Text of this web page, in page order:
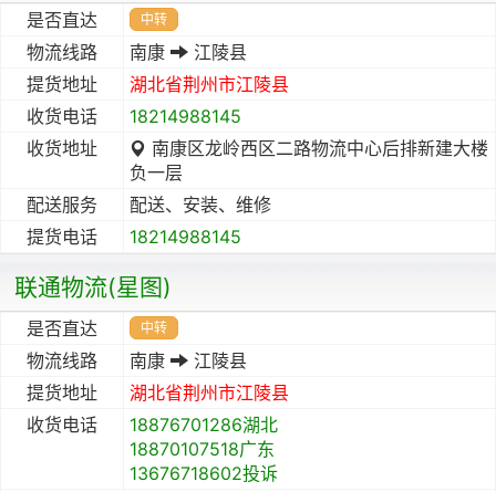
是否直达 中转
物流线路 南康
江陵县
提货地址
湖北省荆州市江陵县
收货电话
18214988145
收货地址
南康区龙岭西区二路物流中心后排新建大楼
负一层
配送服务
配送、安装、维修
提货电话
18214988145
联通物流(星图)
是否直达 中转
物流线路 南康
江陵县
提货地址
湖北省荆州市江陵县
收货电话
18876701286湖北
18870107518广东
13676718602投诉